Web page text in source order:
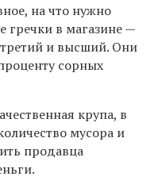
на что нужно
гречки в магазине —
третий и высший. Они
сорных
крупа, в
мусора и
продавца